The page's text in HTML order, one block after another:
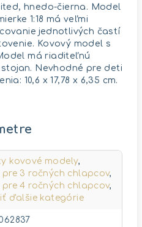
hnedo-čierna. Model
1:18 má veľmi
jednotlivých častí
Kovový model s
má riaditeľnú
Nevhodné pre deti
10,6 x 17,78 x 6,35 cm.
kovové modely,
pre 3 ročných chlapcov,
pre 4 ročných chlapcov,
ďalšie kategórie